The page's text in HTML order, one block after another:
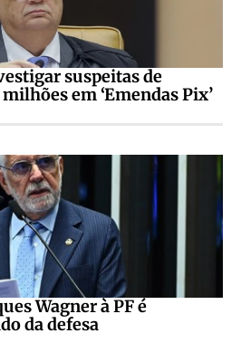
suspeitas de
em ‘Emendas Pix’
Wagner à PF é
da defesa